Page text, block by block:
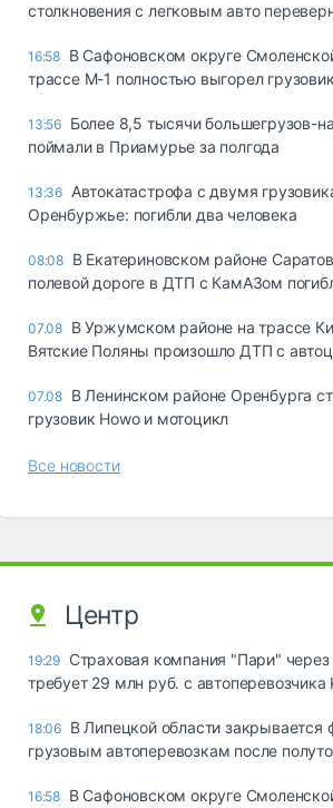
столкновения с легковым авто
16:58 В Сафоновском округе
трассе М-1 полностью выгорел грузовик
13:56 Более 8,5 тысячи большегрузов-
поймали в Приамурье за полгода
13:36 Автокатастрофа с двумя
Оренбуржье: погибли два человека
08:08 В Екатериновском районе
полевой дороге в ДТП с КамАЗом
07.08 В Уржумском районе на трассе
Вятские Поляны произошло ДТП с
07.08 В Ленинском районе Оренбурга
грузовик Howo и мотоцикл
Все новости
Центр
19:29 Страховая компания "Пари" через
требует 29 млн руб. с автоперевозчика
18:06 В Липецкой области закрывается
грузовым автоперевозкам после
16:58 В Сафоновском округе